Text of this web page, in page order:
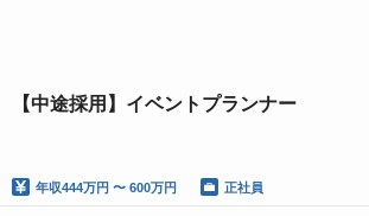
【中途採用】イベントプランナー
年収444万円 〜 600万円 正社員